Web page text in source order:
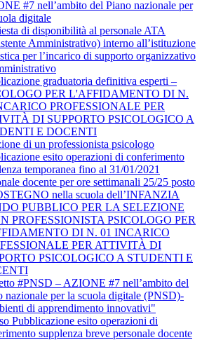
#7 nell’ambito del Piano nazionale per
digitale
di disponibilità al personale ATA
Amministrativo) interno all’istituzione
per l’incarico di supporto organizzativo
graduatoria definitiva esperti –
PER L'AFFIDAMENTO DI N.
PROFESSIONALE PER
DI SUPPORTO PSICOLOGICO A
E DOCENTI
di un professionista psicologo
esito operazioni di conferimento
temporanea fino al 31/01/2021
docente per ore settimanali 25/25 posto
nella scuola dell’INFANZIA
PUBBLICO PER LA SELEZIONE
PROFESSIONISTA PSICOLOGO PER
DI N. 01 INCARICO
PER ATTIVITÀ DI
PSICOLOGICO A STUDENTI E
#PNSD – AZIONE #7 nell’ambito del
nazionale per la scuola digitale (PNSD)-
di apprendimento innovativi"
Pubblicazione esito operazioni di
supplenza breve personale docente